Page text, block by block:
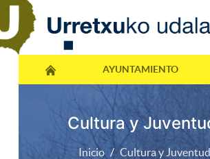
AYUNTAMIENTO
Cultura y
Inicio Cultura y Juventud